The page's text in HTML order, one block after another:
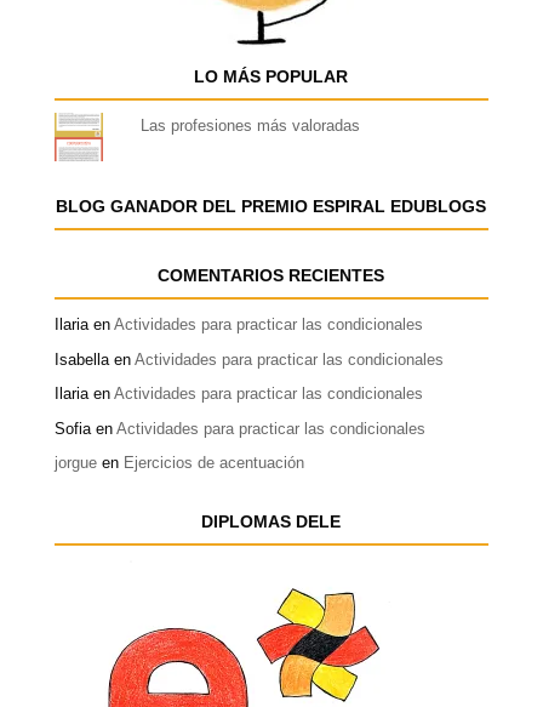
LO MÁS POPULAR
Las profesiones más valoradas
BLOG GANADOR DEL PREMIO ESPIRAL EDUBLOGS
COMENTARIOS RECIENTES
Ilariaen Actividades para practicar las condicionales
Isabellaen Actividades para practicar las condicionales
Ilariaen Actividades para practicar las condicionales
Sofiaen Actividades para practicar las condicionales
jorgueen Ejercicios de acentuación
DIPLOMAS DELE